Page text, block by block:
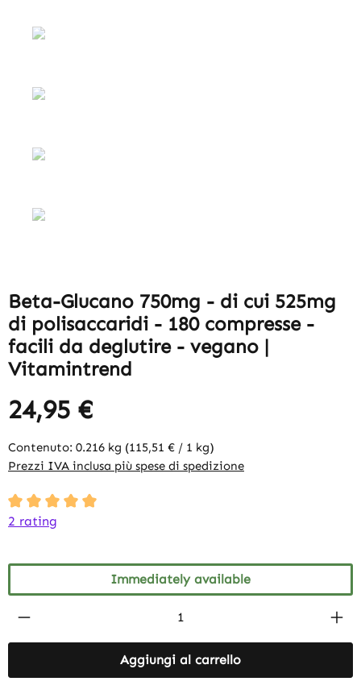
Beta-Glucano 750mg - di cui 525mg
di polisaccaridi - 180 compresse -
facili da deglutire - vegano |
Vitamintrend
24,95 €
Contenuto: 0.216 kg (115,51 € / 1 kg)
Prezzi IVA inclusa più spese di spedizione
Average rating of 5 out of 5 stars
2 rating
Immediately available
Product Quantity: Enter the desired
Aggiungi al carrello